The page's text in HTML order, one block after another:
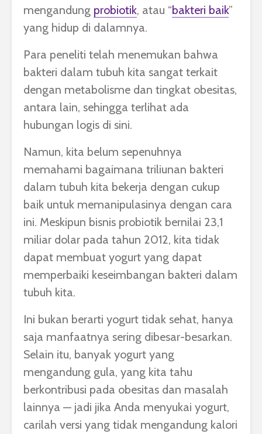
mengandung probiotik, atau “bakteri baik”
yang hidup di dalamnya.
Para peneliti telah menemukan bahwa
bakteri dalam tubuh kita sangat terkait
dengan metabolisme dan tingkat obesitas,
antara lain, sehingga terlihat ada
hubungan logis di sini.
Namun, kita belum sepenuhnya
memahami bagaimana triliunan bakteri
dalam tubuh kita bekerja dengan cukup
baik untuk memanipulasinya dengan cara
ini. Meskipun bisnis probiotik bernilai 23,1
miliar dolar pada tahun 2012, kita tidak
dapat membuat yogurt yang dapat
memperbaiki keseimbangan bakteri dalam
tubuh kita.
Ini bukan berarti yogurt tidak sehat, hanya
saja manfaatnya sering dibesar-besarkan.
Selain itu, banyak yogurt yang
mengandung gula, yang kita tahu
berkontribusi pada obesitas dan masalah
lainnya — jadi jika Anda menyukai yogurt,
carilah versi yang tidak mengandung kalori